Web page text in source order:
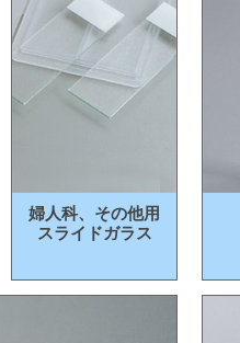
婦人科、その他用
スライドガラス